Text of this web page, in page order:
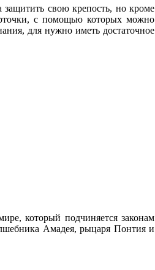
защитить свою крепость, но кроме
с помощью которых можно
для нужно иметь достаточное
который подчиняется законам
Амадея, рыцаря Понтия и